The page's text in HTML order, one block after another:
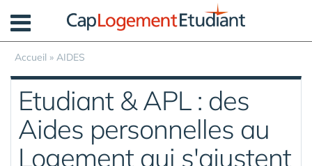
Accueil » AIDES
Etudiant & APL : des
Aides personnelles au
Logement qui s'ajustent